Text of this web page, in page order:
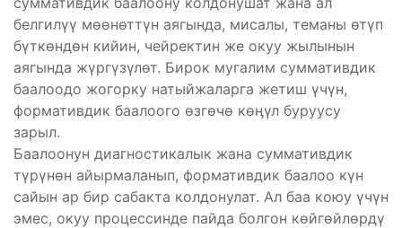
белгилүү мөөнөттүн аягында, мисалы, теманы өтүп
бүткөндөн кийин, чейректин же окуу жылынын
аягында жүргүзүлөт. Бирок мугалим суммативдик
баалоодо жогорку натыйжаларга жетиш үчүн,
формативдик баалоого өзгөчө көңүл буруусу
зарыл.
Баалоонун диагностикалык жана суммативдик
түрүнөн айырмаланып, формативдик баалоо күн
сайын ар бир сабакта колдонулат. Ал баа коюу үчүн
эмес, окуу процессинде пайда болгон көйгөйлөрдү